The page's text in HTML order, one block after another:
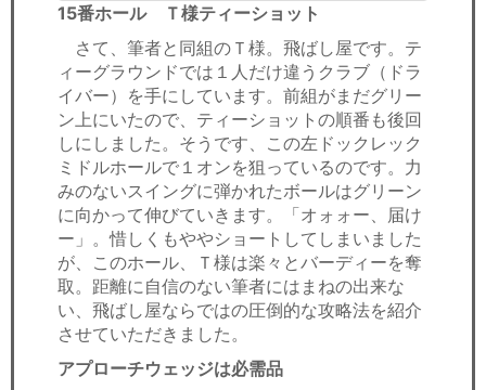
15番ホール Ｔ様ティーショット
さて、筆者と同組のＴ様。飛ばし屋です。テ
ィーグラウンドでは１人だけ違うクラブ（ドラ
イバー）を手にしています。前組がまだグリー
ン上にいたので、ティーショットの順番も後回
しにしました。そうです、この左ドックレック
ミドルホールで１オンを狙っているのです。力
みのないスイングに弾かれたボールはグリーン
に向かって伸びていきます。「オォォー、届け
ー」。惜しくもややショートしてしまいました
が、このホール、Ｔ様は楽々とバーディーを奪
取。距離に自信のない筆者にはまねの出来な
い、飛ばし屋ならではの圧倒的な攻略法を紹介
させていただきました。
アプローチウェッジは必需品